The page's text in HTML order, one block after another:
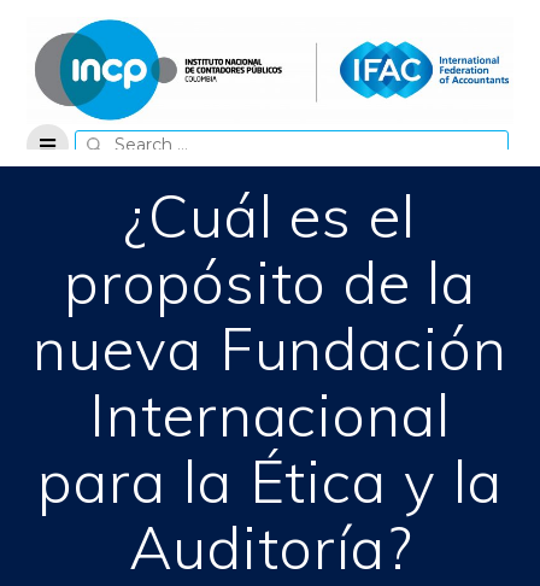
content
Search
for:
¿Cuál es el
propósito de la
nueva Fundación
Internacional
para la Ética y la
Auditoría?